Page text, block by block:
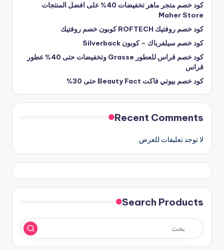
كود خصم متجر ماهر تخفيضات 40% على افضل المنتجات
Maher Store
كود خصم روفتيك ROFTECH كوبون خصم روفتيك
كود خصم سيلفرباك – كوبون Silverback
كود خصم قراس للعطور Grasse وتخفيضات حتى 40% عطور
قراس
كود خصم بيوتي فاكت Beauty Fact حتى 30%
Recent Comments
لا توجد تعليقات للعرض.
Search Products